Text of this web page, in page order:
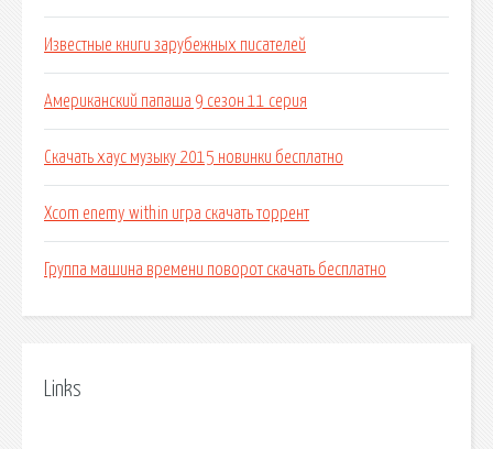
Известные книги зарубежных писателей
Американский папаша 9 сезон 11 серия
Скачать хаус музыку 2015 новинки бесплатно
Xcom enemy within игра скачать торрент
Группа машина времени поворот скачать бесплатно
Links